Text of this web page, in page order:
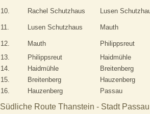
10. Rachel Schutzhaus Lusen
11. Lusen Schutzhaus Mauth
12. Mauth Philippsreut
13.
Philippsreut Haidmühle
14.
Haidmühle Breitenberg
15.
Breitenberg Hauzenberg
16.
Hauzenberg Passau
Südliche Route Thanstein - Stadt